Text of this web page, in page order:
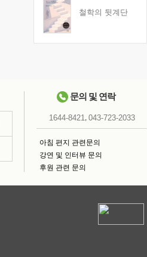
철학의 뒷계단
문의 및 연락
1644-8421, 043-723-2033
아침 편지 관련문의
강연 및 인터뷰 문의
후원 관련 문의